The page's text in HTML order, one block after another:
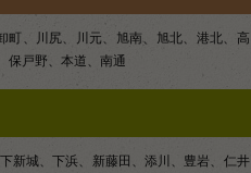
町、川尻、川元、旭南、旭北、港北、高
保戸野、本道、南通
新城、下浜、新藤田、添川、豊岩、仁井